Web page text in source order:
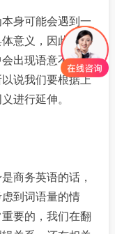
身可能会遇到一
意义，因此如果
出现语意不清的
说我们要根据上
进行延伸。
商务英语的话，
到词语量的情
要的，我们在翻